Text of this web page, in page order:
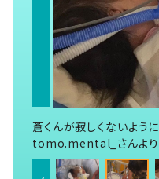
蒼くんが寂しくないよう
tomo.mental_さんより